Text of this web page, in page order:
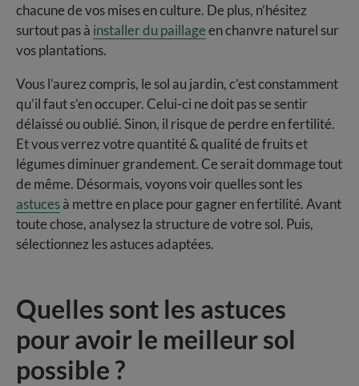
chacune de vos mises en culture. De plus, n’hésitez
surtout pas à installer du paillageen chanvre naturel sur
vos plantations.
Vous l’aurez compris, le sol au jardin, c’est constamment
qu’il faut s’en occuper. Celui-ci ne doit pas se sentir
délaissé ou oublié. Sinon, il risque de perdre en fertilité.
Et vous verrez votre quantité & qualité de fruits et
légumes diminuer grandement. Ce serait dommage tout
de même. Désormais, voyons voir quelles sont les
astucesà mettre en place pour gagner en fertilité. Avant
toute chose, analysez la structure de votre sol. Puis,
sélectionnez les astuces adaptées.
Quelles sont les astuces
pour avoir le meilleur sol
possible ?